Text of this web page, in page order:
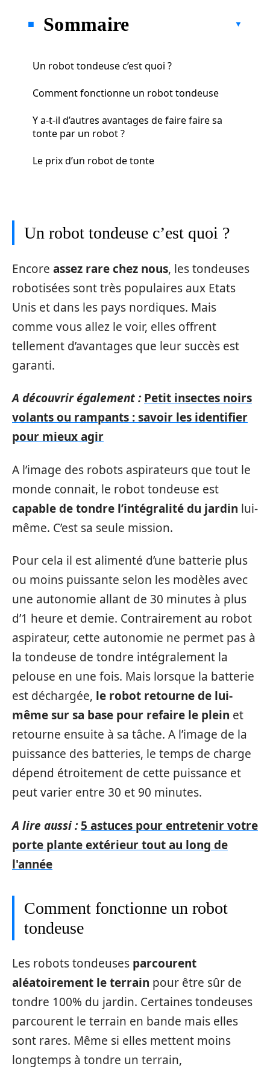
Sommaire
Un robot tondeuse c’est quoi ?
Comment fonctionne un robot tondeuse
Y a-t-il d’autres avantages de faire faire sa
tonte par un robot ?
Le prix d’un robot de tonte
Un robot tondeuse c’est quoi ?
Encore assez rare chez nous, les tondeuses
robotisées sont très populaires aux Etats
Unis et dans les pays nordiques. Mais
comme vous allez le voir, elles offrent
tellement d’avantages que leur succès est
garanti.
A découvrir également : Petit insectes noirs
volants ou rampants : savoir les identifier
pour mieux agir
A l’image des robots aspirateurs que tout le
monde connait, le robot tondeuse est
capable de tondre l’intégralité du jardin lui-
même. C’est sa seule mission.
Pour cela il est alimenté d’une batterie plus
ou moins puissante selon les modèles avec
une autonomie allant de 30 minutes à plus
d’1 heure et demie. Contrairement au robot
aspirateur, cette autonomie ne permet pas à
la tondeuse de tondre intégralement la
pelouse en une fois. Mais lorsque la batterie
est déchargée, le robot retourne de lui-
même sur sa base pour refaire le plein et
retourne ensuite à sa tâche. A l’image de la
puissance des batteries, le temps de charge
dépend étroitement de cette puissance et
peut varier entre 30 et 90 minutes.
A lire aussi : 5 astuces pour entretenir votre
porte plante extérieur tout au long de
l'année
Comment fonctionne un robot
tondeuse
Les robots tondeuses parcourent
aléatoirement le terrain pour être sûr de
tondre 100% du jardin. Certaines tondeuses
parcourent le terrain en bande mais elles
sont rares. Même si elles mettent moins
longtemps à tondre un terrain,